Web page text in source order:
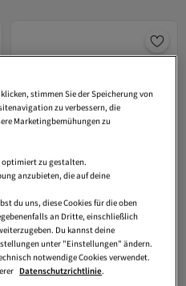
Lanvin
LAN SUN LNV672S 001 52
stimmen Sie der Speicherung von
zu verbessern, die
Marketingbemühungen zu
optimiert zu gestalten.
anzubieten, die auf deine
du uns, diese Cookies für die oben
an Dritte, einschließlich
Du kannst deine
unter "Einstellungen" ändern.
notwendige Cookies verwendet.
Datenschutzrichtlinie.